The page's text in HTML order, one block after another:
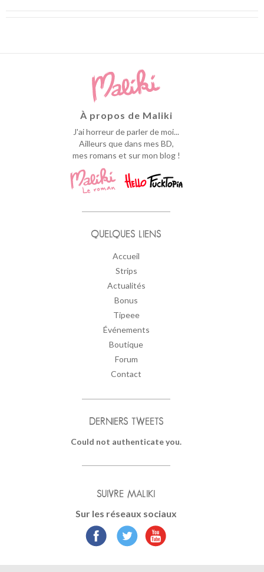
À propos de Maliki
J'ai horreur de parler de moi...
Ailleurs que dans mes BD,
mes romans et sur mon blog !
QUELQUES LIENS
Accueil
Strips
Actualités
Bonus
Tipeee
Événements
Boutique
Forum
Contact
DERNIERS TWEETS
Could not authenticate you.
SUIVRE MALIKI
Sur les réseaux sociaux